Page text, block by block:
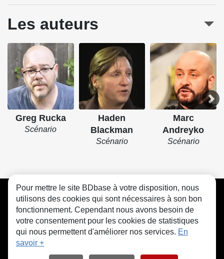
Les auteurs
Greg Rucka
Scénario
Haden
Blackman
Scénario
Marc
Andreyko
Scénario
CGU FAQ Contact Cookies
Pour mettre le site BDbase à votre disposition, nous
utilisons des cookies qui sont nécessaires à son bon
fonctionnement. Cependant nous avons besoin de
votre consentement pour les cookies de statistiques
qui nous permettent d'améliorer nos services. En
savoir +